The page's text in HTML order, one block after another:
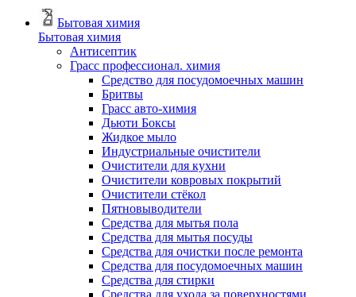
Бытовая химия
Бытовая химия
Антисептик
Грасс профессионал. химия
Cредство для посудомоечных машин
Бритвы
Грасс авто-химия
Дьюти Боксы
Жидкое мыло
Индустриальные очистители
Очистители для кухни
Очистители ковровых покрытий
Очистители стёкол
Пятновыводители
Средства для мытья пола
Средства для мытья посуды
Средства для очистки после ремонта
Средства для посудомоечных машин
Средства для стирки
Средства для ухода за поверхностями